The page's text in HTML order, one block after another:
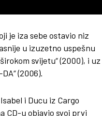
je iza sebe ostavio niz
u izuzetno uspešnu
svijetu“ (2000), i uz
(2006).
i Ducu iz Cargo
CD-u objavio svoj prvi